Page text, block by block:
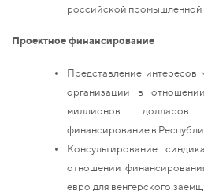
российской промышленной
Проектное финансирование
Представление
организации в
миллионов
финансирование в
Консультирование
отношении
евро для венгерского